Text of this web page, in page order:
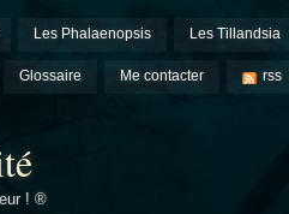
Les Phalaenopsis Les Tillandsia
Glossaire Me contacter rss
! ®